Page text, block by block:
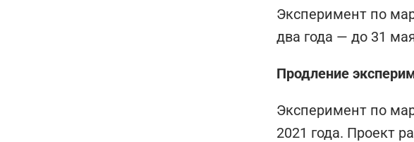
Эксперимент по
два года — до 31
Продление
Эксперимент по
2021 года. Проект